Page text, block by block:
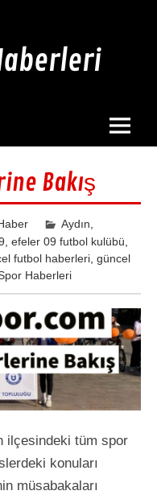
Bakış
Aydın
,efeler 09 futbol kulübü
futbol haberleri ,güncel
Haberleri
ilçesindeki tüm spor
konuları
müsabakaları